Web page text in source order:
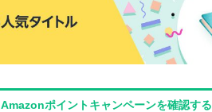
Amazonポイントキャンペーンを確認する